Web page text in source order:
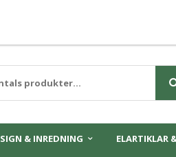
& INREDNING ELARTIKLAR